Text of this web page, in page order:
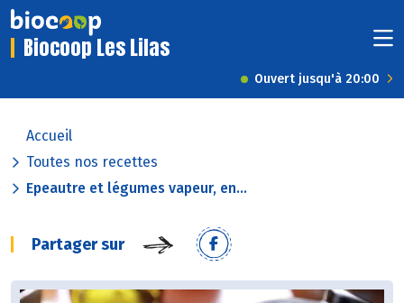
Biocoop Les Lilas
Ouvert jusqu'à 20:00
Accueil
Toutes nos recettes
Epeautre et légumes vapeur, en...
Partager sur